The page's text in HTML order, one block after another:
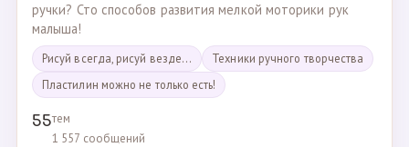
ручки? Сто способов развития мелкой моторики рук
малыша!
Рисуй всегда, рисуй везде...
Техники ручного творчества
Пластилин можно не только есть!
55тем
1 557 сообщений